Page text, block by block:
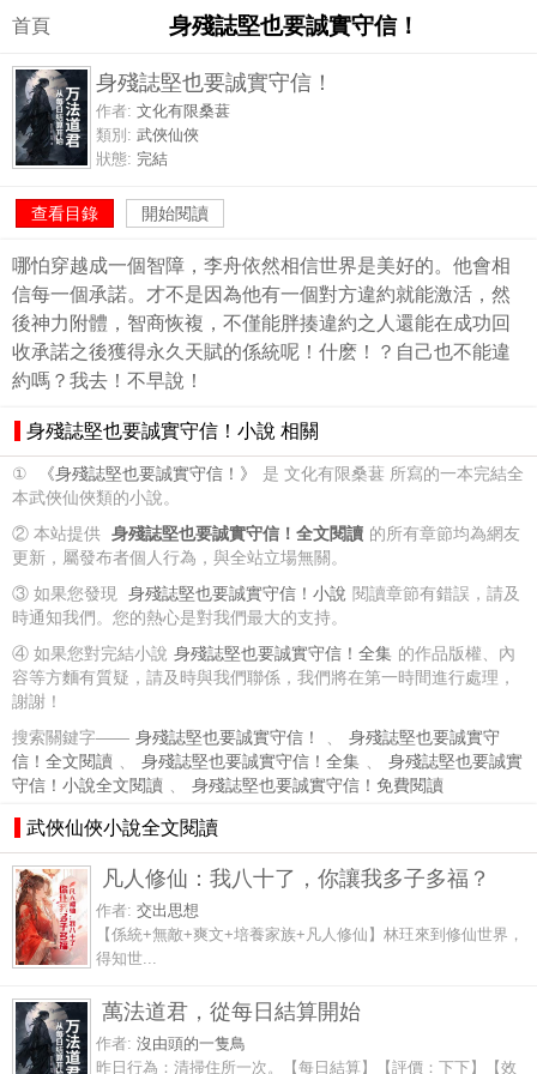
首頁 身殘誌堅也要誠實守信！
身殘誌堅也要誠實守信！
作者: 文化有限桑葚
類別: 武俠仙俠
狀態: 完結
查看目錄 開始閱讀
哪怕穿越成一個智障，李舟依然相信世界是美好的。他會相
信每一個承諾。才不是因為他有一個對方違約就能激活，然
後神力附體，智商恢複，不僅能胖揍違約之人還能在成功回
收承諾之後獲得永久天賦的係統呢！什麽！？自己也不能違
約嗎？我去！不早說！
身殘誌堅也要誠實守信！小說 相關
① 《身殘誌堅也要誠實守信！》
是 文化有限桑葚 所寫的一本完結全
本武俠仙俠類的小說。
② 本站提供 身殘誌堅也要誠實守信！全文閱讀 的所有章節均為網友
更新，屬發布者個人行為，與全站立場無關。
③ 如果您發現 身殘誌堅也要誠實守信！小說 閱讀章節有錯誤，請及
時通知我們。您的熱心是對我們最大的支持。
④ 如果您對完結小說 身殘誌堅也要誠實守信！全集 的作品版權、內
容等方麵有質疑，請及時與我們聯係，我們將在第一時間進行處理，
謝謝！
搜索關鍵字—— 身殘誌堅也要誠實守信！ 、
身殘誌堅也要誠實守
信！全文閱讀 、 身殘誌堅也要誠實守信！全集 、
身殘誌堅也要誠實
守信！小說全文閱讀 、 身殘誌堅也要誠實守信！免費閱讀
武俠仙俠小說全文閱讀
凡人修仙：我八十了，你讓我多子多福？
作者: 交出思想
【係統+無敵+爽文+培養家族+凡人修仙】林玨來到修仙世界，
得知世...
萬法道君，從每日結算開始
作者: 沒由頭的一隻鳥
昨日行為：清掃住所一次。【每日結算】【評價：下下】【效